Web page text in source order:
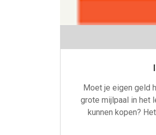
Moet je eigen geld
grote mijlpaal in het
kunnen kopen?